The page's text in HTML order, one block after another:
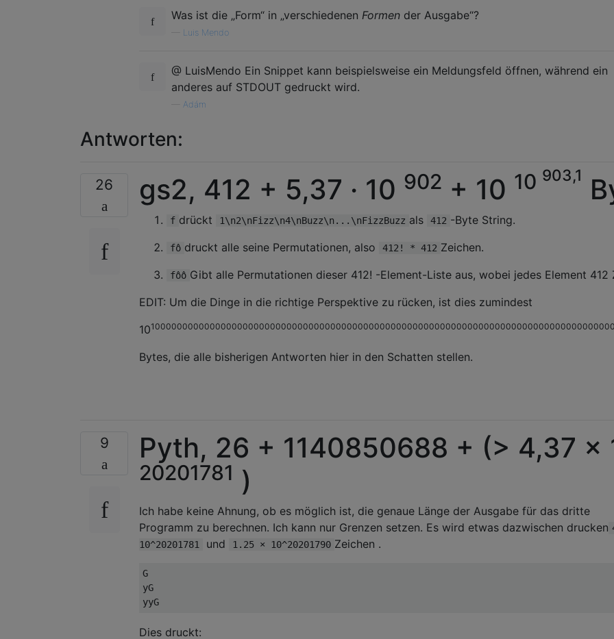
Was ist die „Form“ in „verschiedenen Formen der Ausgabe“?
Luis Mendo
@ LuisMendo Ein Snippet kann beispielsweise ein Meldungsfeld öffnen, während ein
anderes auf STDOUT gedruckt wird.
Adám
Antworten:
26 gs2, 412 + 5,37 · 10 902 + 10 10 903,1
f drückt 1\n2\nFizz\n4\nBuzz\n...\nFizzBuzz als 412 -Byte String.
fô druckt alle seine Permutationen, also 412! * 412 Zeichen.
fôô Gibt alle Permutationen dieser 412! -Element-Liste aus, wobei jedes Element
EDIT: Um die Dinge in die richtige Perspektive zu rücken, ist dies zumindest
10
Bytes, die alle bisherigen Antworten hier in den Schatten stellen.
9 Pyth, 26 + 1140850688 + (> 4,37 ×
20201781 )
Ich habe keine Ahnung, ob es möglich ist, die genaue Länge der Ausgabe für das dritte
Programm zu berechnen. Ich kann nur Grenzen setzen. Es wird etwas dazwischen drucken
10^20201781
und 1.25 × 10^20201790 Zeichen .
G
yG
Dies druckt: